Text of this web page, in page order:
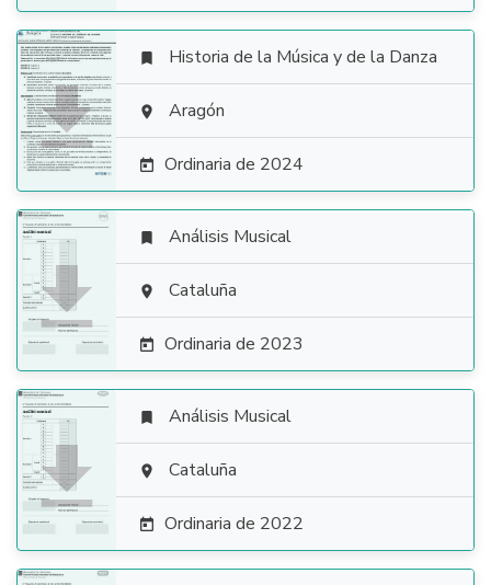

 Historia de la Música y de la Danza
 Aragón
 Ordinaria de 2024

 Análisis Musical
 Cataluña
 Ordinaria de 2023

 Análisis Musical
 Cataluña
 Ordinaria de 2022